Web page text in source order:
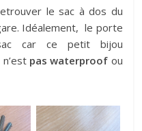
le sac à dos du
Idéalement, le porte
car ce petit bijou
pas waterproof ou